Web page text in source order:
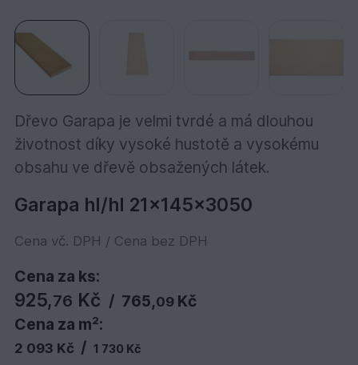
Dřevo Garapa je velmi tvrdé a má dlouhou
životnost díky vysoké hustotě a vysokému
obsahu ve dřevě obsažených látek.
Garapa hl/hl 21x145x3050
Cena vč. DPH / Cena bez DPH
Cena za ks:
925,76 Kč / 765,09Kč
Cena za m²:
2 093 Kč / 1 730 Kč